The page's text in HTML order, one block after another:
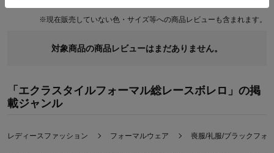
※現在販売していない色・サイズ等への商品レビューも含まれます。
対象商品の商品レビューはまだありません。
「エクラスタイルフォーマル総レースボレロ」の掲
載ジャンル
レディースファッション フォーマルウェア 喪服/礼服/ブラックフォ